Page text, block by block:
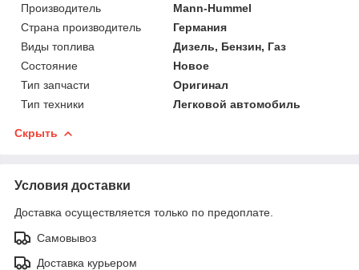
Производитель
Mann-Hummel
Страна производитель
Германия
Виды топлива
Дизель, Бензин, Газ
Состояние
Новое
Тип запчасти
Оригинал
Тип техники
Легковой автомобиль
Скрыть
Условия доставки
Доставка осуществляется только по предоплате.
Самовывоз
Доставка курьером